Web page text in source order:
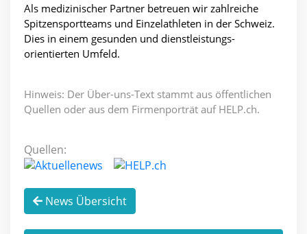
Als medizinischer Partner betreuen wir zahlreiche
Spitzensportteams und Einzelathleten in der Schweiz.
Dies in einem gesunden und dienstleistungs-
orientierten Umfeld.
Hinweis: Der Über-uns-Text stammt aus öffentlichen
Quellen oder aus dem Firmenporträt auf HELP.ch.
Quellen:
News Übersicht